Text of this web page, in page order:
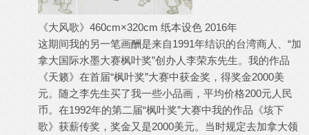
《大风歌》460cm×320cm 纸本设色 2016年
这期间我的另一笔画酬是来自1991年结识的台湾商人、“加
拿大国际水墨大赛枫叶奖”创办人李荣东先生。我的作品
《天籁》在首届“枫叶奖”大赛中获金奖，得奖金2000美
元。随之李先生买了我一些小品画，平均价格200元人民
币。在1992年的第二届“枫叶奖”大赛中我的作品《垓下
歌》获薪传奖，奖金又是2000美元。当时规定去加拿大领